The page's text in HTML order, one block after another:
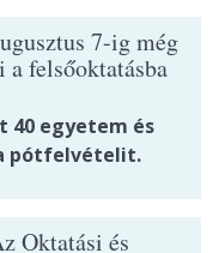
7-ig még
felsőoktatásba
40 egyetem és
pótfelvételit.
Oktatási és